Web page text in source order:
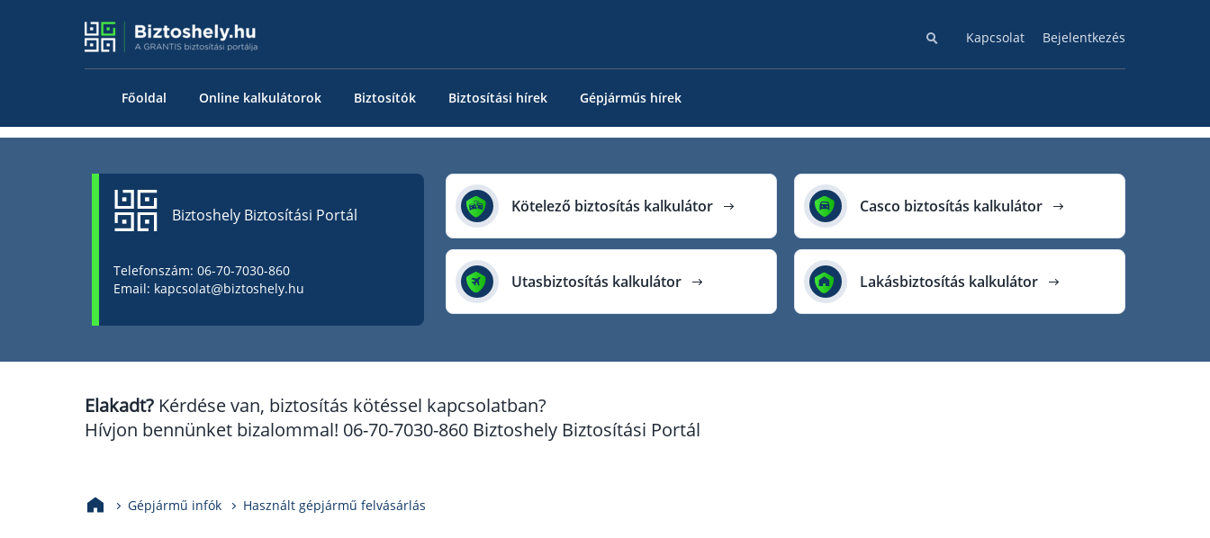
Kapcsolat Bejelentkezés
Főoldal Online kalkulátorok Biztosítók Biztosítási hírek Gépjárműs hírek
Biztoshely Biztosítási Portál
Telefonszám: 06-70-7030-860
Email: kapcsolat@biztoshely.hu
Kötelező biztosítás kalkulátor
Utasbiztosítás kalkulátor
Casco biztosítás kalkulátor
Lakásbiztosítás kalkulátor
Elakadt? Kérdése van, biztosítás kötéssel kapcsolatban?
Hívjon bennünket bizalommal! 06-70-7030-860 Biztoshely Biztosítási Portál
Gépjármű infók Használt gépjármű felvásárlás